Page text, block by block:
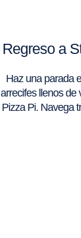
Regreso a
Haz una parada
arrecifes llenos de
Pizza Pi. Navega